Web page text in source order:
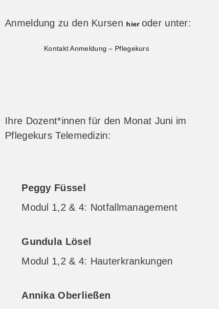
Anmeldung zu den Kursen hier oder unter:
Kontakt Anmeldung – Pflegekurs
Ihre Dozent*innen für den Monat Juni im
Pflegekurs Telemedizin:
Peggy Füssel
Modul 1,2 & 4: Notfallmanagement
Gundula Lösel
Modul 1,2 & 4: Hauterkrankungen
Annika Oberließen